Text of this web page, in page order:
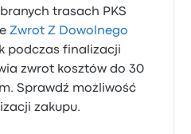
trasach PKS
Zwrot Z Dowolnego
podczas finalizacji
zwrot kosztów do 30
Sprawdź możliwość
zakupu.